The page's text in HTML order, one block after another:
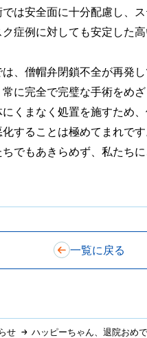
では安全面に十分配慮し、
症例に対しても安定した
は、僧帽弁閉鎖不全が再発
に完全で完璧な手術をめざ
くまなく処置を施すため
することは極めてまれです
でもあきらめず、私たち
一覧に戻る
せ ハッピーちゃん、退院おめで